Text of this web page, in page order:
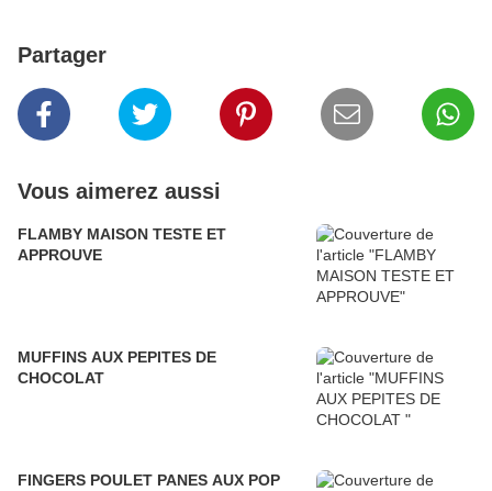
Partager
Vous aimerez aussi
FLAMBY MAISON TESTE ET
APPROUVE
MUFFINS AUX PEPITES DE
CHOCOLAT
FINGERS POULET PANES AUX POP